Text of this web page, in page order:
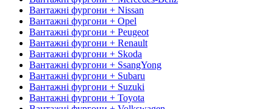
Вантажні фургони + Nissan
Вантажні фургони + Opel
Вантажні фургони + Peugeot
Вантажні фургони + Renault
Вантажні фургони + Skoda
Вантажні фургони + SsangYong
Вантажні фургони + Subaru
Вантажні фургони + Suzuki
Вантажні фургони + Toyota